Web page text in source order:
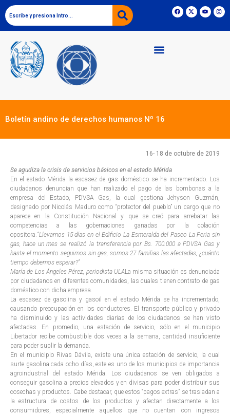
Boletín andino de derechos humanos Nº 16
16- 18 de octubre de 2019
Se agudiza la crisis de servicios básicos en el estado Mérida
En el estado Mérida la escasez de gas doméstico se ha incrementado. Los
ciudadanos denuncian que han realizado el pago de las bombonas a la
empresa del Estado, PDVSA Gas, la cual gestiona Jehyson Guzmán,
designado por Nicolás Maduro como “protector del pueblo” un cargo que no
aparece en la Constitución Nacional y que se creó para arrebatar las
competencias a las gobernaciones ganadas por la colación
opositora.“Llevamos 15 días en el Edificio La Esmeralda del Paseo La Feria sin
gas, hace un mes se realizó la transferencia por Bs. 700.000 a PDVSA Gas y
hasta el momento seguimos sin gas, somos 27 familias las afectadas, ¿cuánto
tiempo debemos esperar?”
María de Los Ángeles Pérez, periodista ULALa misma situación es denunciada
por ciudadanos en diferentes comunidades, las cuales tienen contrato de gas
doméstico con dicha empresa.
La escasez de gasolina y gasoil en el estado Mérida se ha incrementado,
causando preocupación en los conductores. El transporte público y privado
ha disminuido y las actividades diarias de los ciudadanos se han visto
afectadas. En promedio, una estación de servicio, sólo en el municipio
Libertador recibe combustible dos veces a la semana, cantidad insuficiente
para poder suplir la demanda.
En el municipio Rivas Dávila, existe una única estación de servicio, la cual
surte gasolina cada ocho días, este es uno de los municipios de importancia
agroindustrial del estado Mérida. Los ciudadanos se ven obligados a
conseguir gasolina a precios elevados y en divisas para poder distribuir sus
cosechas y productos. Cabe destacar, que estos “pagos extras” se trasladan a
la estructura de costos de los productos y afectan directamente a los
consumidores, especialmente aquellos que no cuentan con ingresos